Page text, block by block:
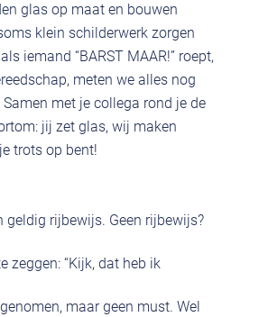
glas op maat en bouwen
klein schilderwerk zorgen
iemand “BARST MAAR!” roept,
meten we alles nog
met je collega rond je de
jij zet glas, wij maken
trots op bent!
geldig rijbewijs. Geen rijbewijs?
zeggen: “Kijk, dat heb ik
maar geen must. Wel